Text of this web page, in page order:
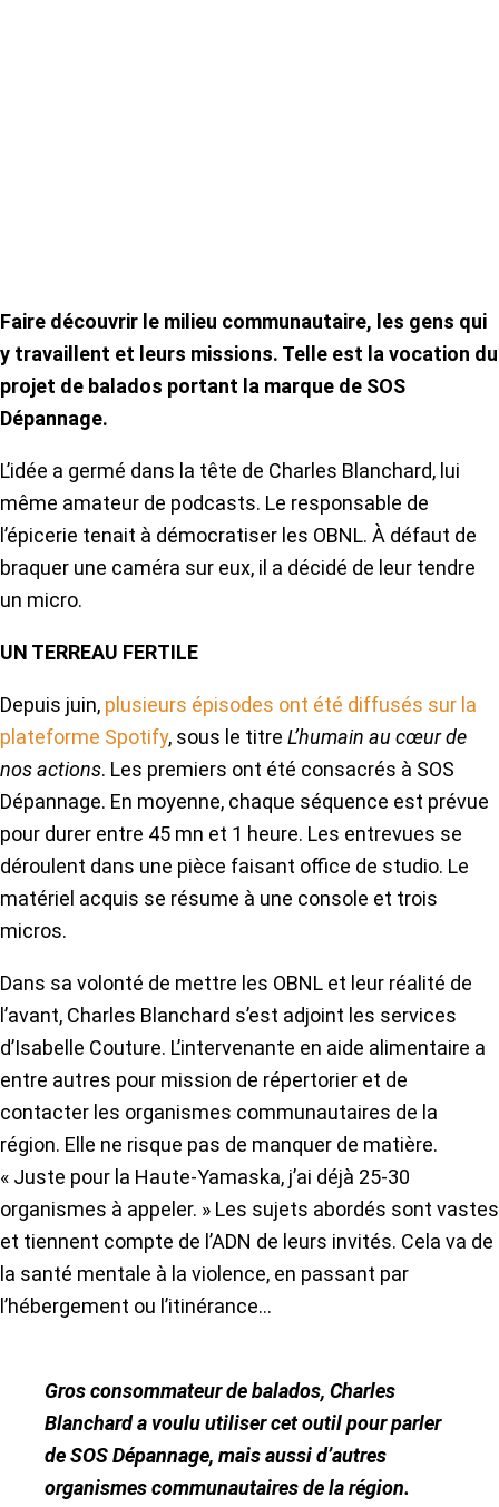
Faire découvrir le milieu communautaire, les gens qui
y travaillent et leurs missions. Telle est la vocation du
projet de balados portant la marque de SOS
Dépannage.
L’idée a germé dans la tête de Charles Blanchard, lui
même amateur de podcasts. Le responsable de
l’épicerie tenait à démocratiser les OBNL. À défaut de
braquer une caméra sur eux, il a décidé de leur tendre
un micro.
UN TERREAU FERTILE
Depuis juin, plusieurs épisodes ont été diffusés sur la
plateforme Spotify, sous le titre L’humain au cœur de
nos actions. Les premiers ont été consacrés à SOS
Dépannage. En moyenne, chaque séquence est prévue
pour durer entre 45 mn et 1 heure. Les entrevues se
déroulent dans une pièce faisant office de studio. Le
matériel acquis se résume à une console et trois
micros.
Dans sa volonté de mettre les OBNL et leur réalité de
l’avant, Charles Blanchard s’est adjoint les services
d’Isabelle Couture. L’intervenante en aide alimentaire a
entre autres pour mission de répertorier et de
contacter les organismes communautaires de la
région. Elle ne risque pas de manquer de matière.
« Juste pour la Haute-Yamaska, j’ai déjà 25-30
organismes à appeler. » Les sujets abordés sont vastes
et tiennent compte de l’ADN de leurs invités. Cela va de
la santé mentale à la violence, en passant par
l’hébergement ou l’itinérance…
Gros consommateur de balados, Charles
Blanchard a voulu utiliser cet outil pour parler
de SOS Dépannage, mais aussi d’autres
organismes communautaires de la région.